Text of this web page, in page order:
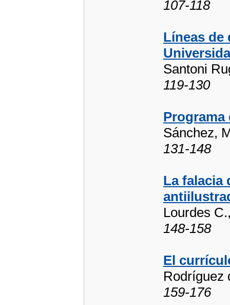
107-118
Líneas de
Santoni
119-130
Programa
Sánchez,
131-148
La falacia
Lourdes
148-158
El
Rodríguez
159-176